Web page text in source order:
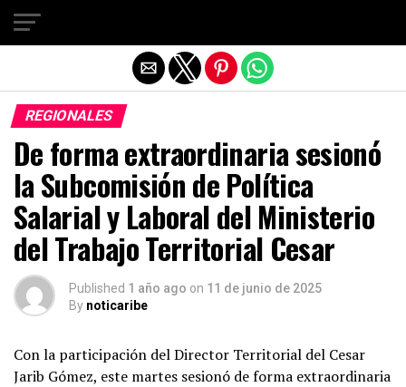
REGIONALES
De forma extraordinaria sesionó
la Subcomisión de Política
Salarial y Laboral del Ministerio
del Trabajo Territorial Cesar
Published 1 año ago on 11 de junio de 2025
By noticaribe
Con la participación del Director Territorial del Cesar
Jarib Gómez, este martes sesionó de forma extraordinaria